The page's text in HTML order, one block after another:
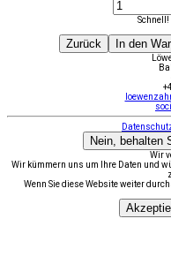
Schnell!
Zurück In den
Nein, behalten
Wir
Wir kümmern uns um Ihre Daten und
Wenn Sie diese Website weiter